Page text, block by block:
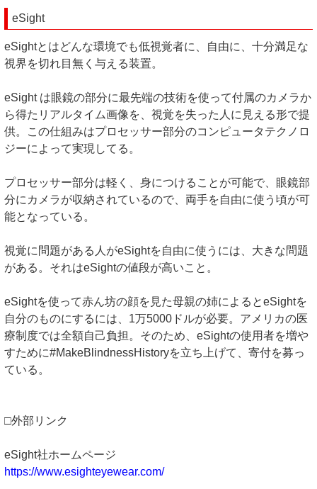
eSight
eSightとはどんな環境でも低視覚者に、自由に、十分満足な
視界を切れ目無く与える装置。
eSight は眼鏡の部分に最先端の技術を使って付属のカメラか
ら得たリアルタイム画像を、視覚を失った人に見える形で提
供。この仕組みはプロセッサー部分のコンピュータテクノロ
ジーによって実現してる。
プロセッサー部分は軽く、身につけることが可能で、眼鏡部
分にカメラが収納されているので、両手を自由に使う頃が可
能となっている。
視覚に問題がある人がeSightを自由に使うには、大きな問題
がある。それはeSightの値段が高いこと。
eSightを使って赤ん坊の顔を見た母親の姉によるとeSightを
自分のものにするには、1万5000ドルが必要。アメリカの医
療制度では全額自己負担。そのため、eSightの使用者を増や
すために#MakeBlindnessHistoryを立ち上げて、寄付を募っ
ている。
□外部リンク
eSight社ホームページ
https://www.esighteyewear.com/